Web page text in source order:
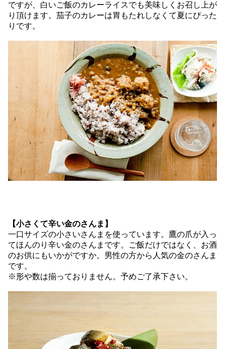
ですが、白いご飯のカレーライスでも美味しくお召し上が
り頂けます。茄子のカレーは胃もたれしなくて夏にぴった
りです。
【小さくて辛い金のさんま】
一口サイズの小さいさんまを使っています。鷹の爪が入っ
てほんのり辛い金のさんまです。ご飯だけではなく、お酒
のお供にもいかがですか。男性の方から人気の金のさんま
です。
※形や数は揃っておりません。予めご了承下さい。